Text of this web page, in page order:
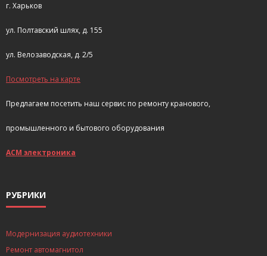
г. Харьков
ул. Полтавский шлях, д. 155
ул. Велозаводская, д. 2/5
Посмотреть на карте
Предлагаем посетить наш сервис по ремонту кранового,
промышленного и бытового оборудования
АСМ электроника
РУБРИКИ
Модернизация аудиотехники
Ремонт автомагнитол